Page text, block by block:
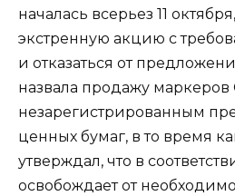
началась всерьез 11
экстренную акцию с
и отказаться от
назвала продажу маркеров
незарегистрированным
ценных бумаг, в то время
утверждал, что в
освобождает от